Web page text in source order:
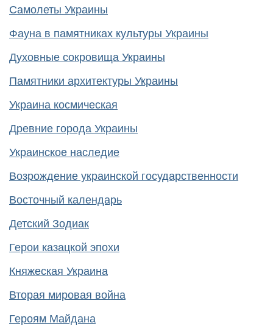
Самолеты Украины
Фауна в памятниках культуры Украины
Духовные сокровища Украины
Памятники архитектуры Украины
Украина космическая
Древние города Украины
Украинское наследие
Возрождение украинской государственности
Восточный календарь
Детский Зодиак
Герои казацкой эпохи
Княжеская Украина
Вторая мировая война
Героям Майдана